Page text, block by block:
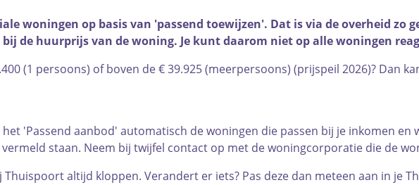
woningen op basis van 'passend toewijzen'. Dat is via de overheid
bij de huurprijs van de woning. Je kunt daarom niet op alle woningen
(1 persoons) of boven de € 39.925 (meerpersoons) (prijspeil 2026)? Dan
het 'Passend aanbod' automatisch de woningen die passen bij je inkomen
staan. Neem bij twijfel contact op met de woningcorporatie die de
Thuispoort altijd kloppen. Verandert er iets? Pas deze dan meteen aan in je